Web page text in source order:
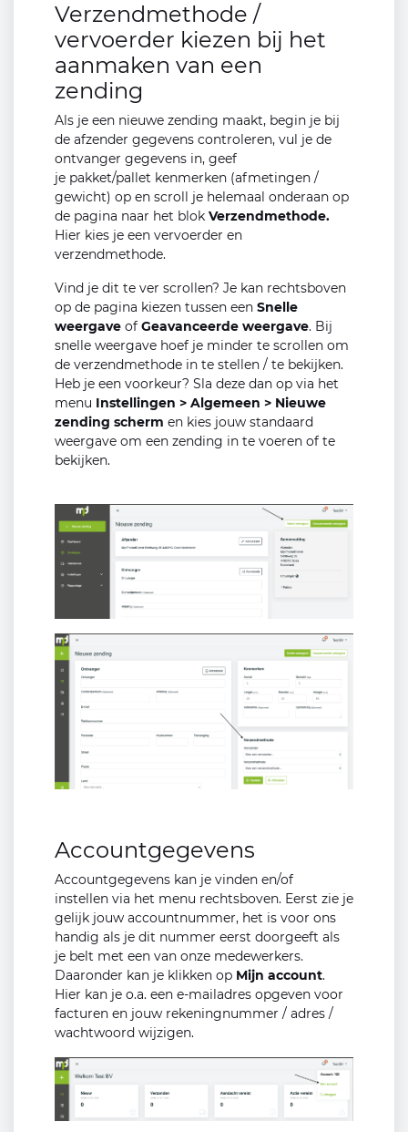
Verzendmethode /
vervoerder kiezen bij het
aanmaken van een
zending
Als je een nieuwe zending maakt, begin je bij
de afzender gegevens controleren, vul je de
ontvanger gegevens in, geef
je pakket/pallet kenmerken (afmetingen /
gewicht) op en scroll je helemaal onderaan op
de pagina naar het blok Verzendmethode.
Hier kies je een vervoerder en
verzendmethode.
Vind je dit te ver scrollen? Je kan rechtsboven
op de pagina kiezen tussen een Snelle
weergaveof Geavanceerde weergave. Bij
snelle weergave hoef je minder te scrollen om
de verzendmethode in te stellen / te bekijken.
Heb je een voorkeur? Sla deze dan op via het
menu Instellingen > Algemeen > Nieuwe
zending scherm en kies jouw standaard
weergave om een zending in te voeren of te
bekijken.
Accountgegevens
Accountgegevens kan je vinden en/of
instellen via het menu rechtsboven. Eerst zie je
gelijk jouw accountnummer, het is voor ons
handig als je dit nummer eerst doorgeeft als
je belt met een van onze medewerkers.
Daaronder kan je klikken op Mijn account.
Hier kan je o.a. een e-mailadres opgeven voor
facturen en jouw rekeningnummer / adres /
wachtwoord wijzigen.